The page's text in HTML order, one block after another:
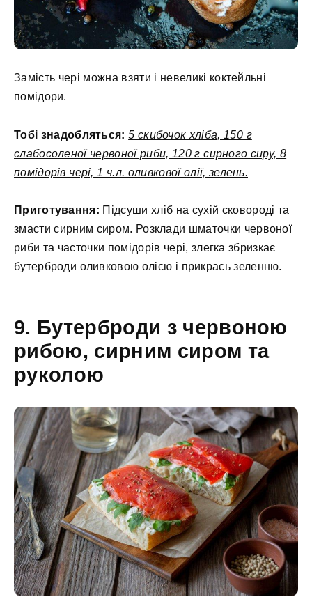
Замість чері можна взяти і невеликі коктейльні
помідори.
Тобі знадобляться: 5 скибочок хліба, 150 г
слабосоленої червоної риби, 120 г сирного сиру, 8
помідорів чері, 1 ч.л. оливкової олії, зелень.
Приготування: Підсуши хліб на сухій сковороді та
змасти сирним сиром. Розклади шматочки червоної
риби та часточки помідорів чері, злегка збризкає
бутерброди оливковою олією і прикрась зеленню.
9. Бутерброди з червоною
рибою, сирним сиром та
руколою